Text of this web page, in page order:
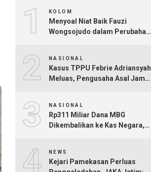
1 KOLOM
Menyoal Niat Baik Fauzi
Wongsojudo dalam Perubahan
2 NASIONAL
Kasus TPPU Febrie Adriansyah
Meluas, Pengusaha Asal Jambi
3 NASIONAL
Rp311 Miliar Dana MBG
Dikembalikan ke Kas Negara,
4 NEWS
Kejari Pamekasan Perluas